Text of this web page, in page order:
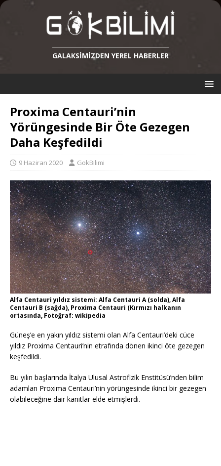
GALAKSIMIZDEN YEREL HABERLER
Proxima Centauri’nin
Yörüngesinde Bir Öte Gezegen
Daha Keşfedildi
9 Haziran 2020 GokBilimi
Alfa Centauri yıldız sistemi: Alfa Centauri A (solda), Alfa
Centauri B (sağda), Proxima Centauri (Kırmızı halkanın
ortasında, Fotoğraf: wikipedia
Güneş’e en yakın yıldız sistemi olan Alfa Centauri’deki cüce
yıldız Proxima Centauri’nin etrafında dönen ikinci öte gezegen
keşfedildi.
Bu yılın başlarında İtalya Ulusal Astrofizik Enstitüsü’nden bilim
adamları Proxima Centauri’nin yörüngesinde ikinci bir gezegen
olabileceğine dair kanıtlar elde etmişlerdi.